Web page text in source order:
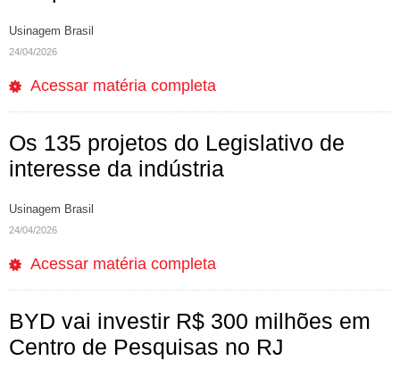
Usinagem Brasil
24/04/2026
Acessar matéria completa
Os 135 projetos do Legislativo de
interesse da indústria
Usinagem Brasil
24/04/2026
Acessar matéria completa
BYD vai investir R$ 300 milhões em
Centro de Pesquisas no RJ